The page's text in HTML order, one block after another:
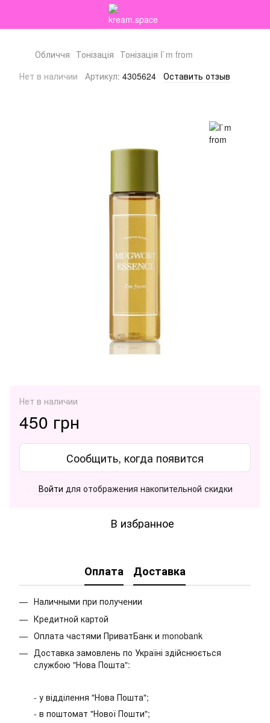
Обличчя Тонізація Тонізація I`m from
Нет в наличии
Артикул: 4305624 Оставить отзыв
Нет в наличии
450 грн
Сообщить, когда появится
Войти для отображения накопительной скидки
В избранное
Оплата Доставка
Наличными при получении
Кредитной картой
Оплата частями ПриватБанк и monobank
Доставка замовлень по Україні здійснюється
службою "Нова Пошта":
- у відділення "Нова Пошта";
- в поштомат "Нової Пошти";